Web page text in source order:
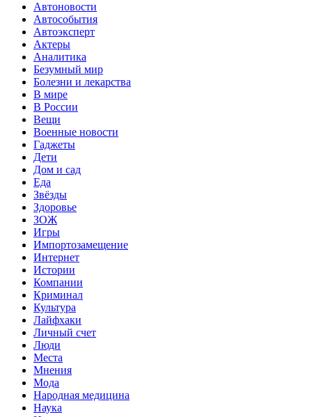
Автоновости
Автособытия
Автоэксперт
Актеры
Аналитика
Безумный мир
Болезни и лекарства
В мире
В России
Вещи
Военные новости
Гаджеты
Дети
Дом и сад
Еда
Звёзды
Здоровье
ЗОЖ
Игры
Импортозамещение
Интернет
Истории
Компании
Криминал
Культура
Лайфхаки
Личный счет
Люди
Места
Мнения
Мода
Народная медицина
Наука